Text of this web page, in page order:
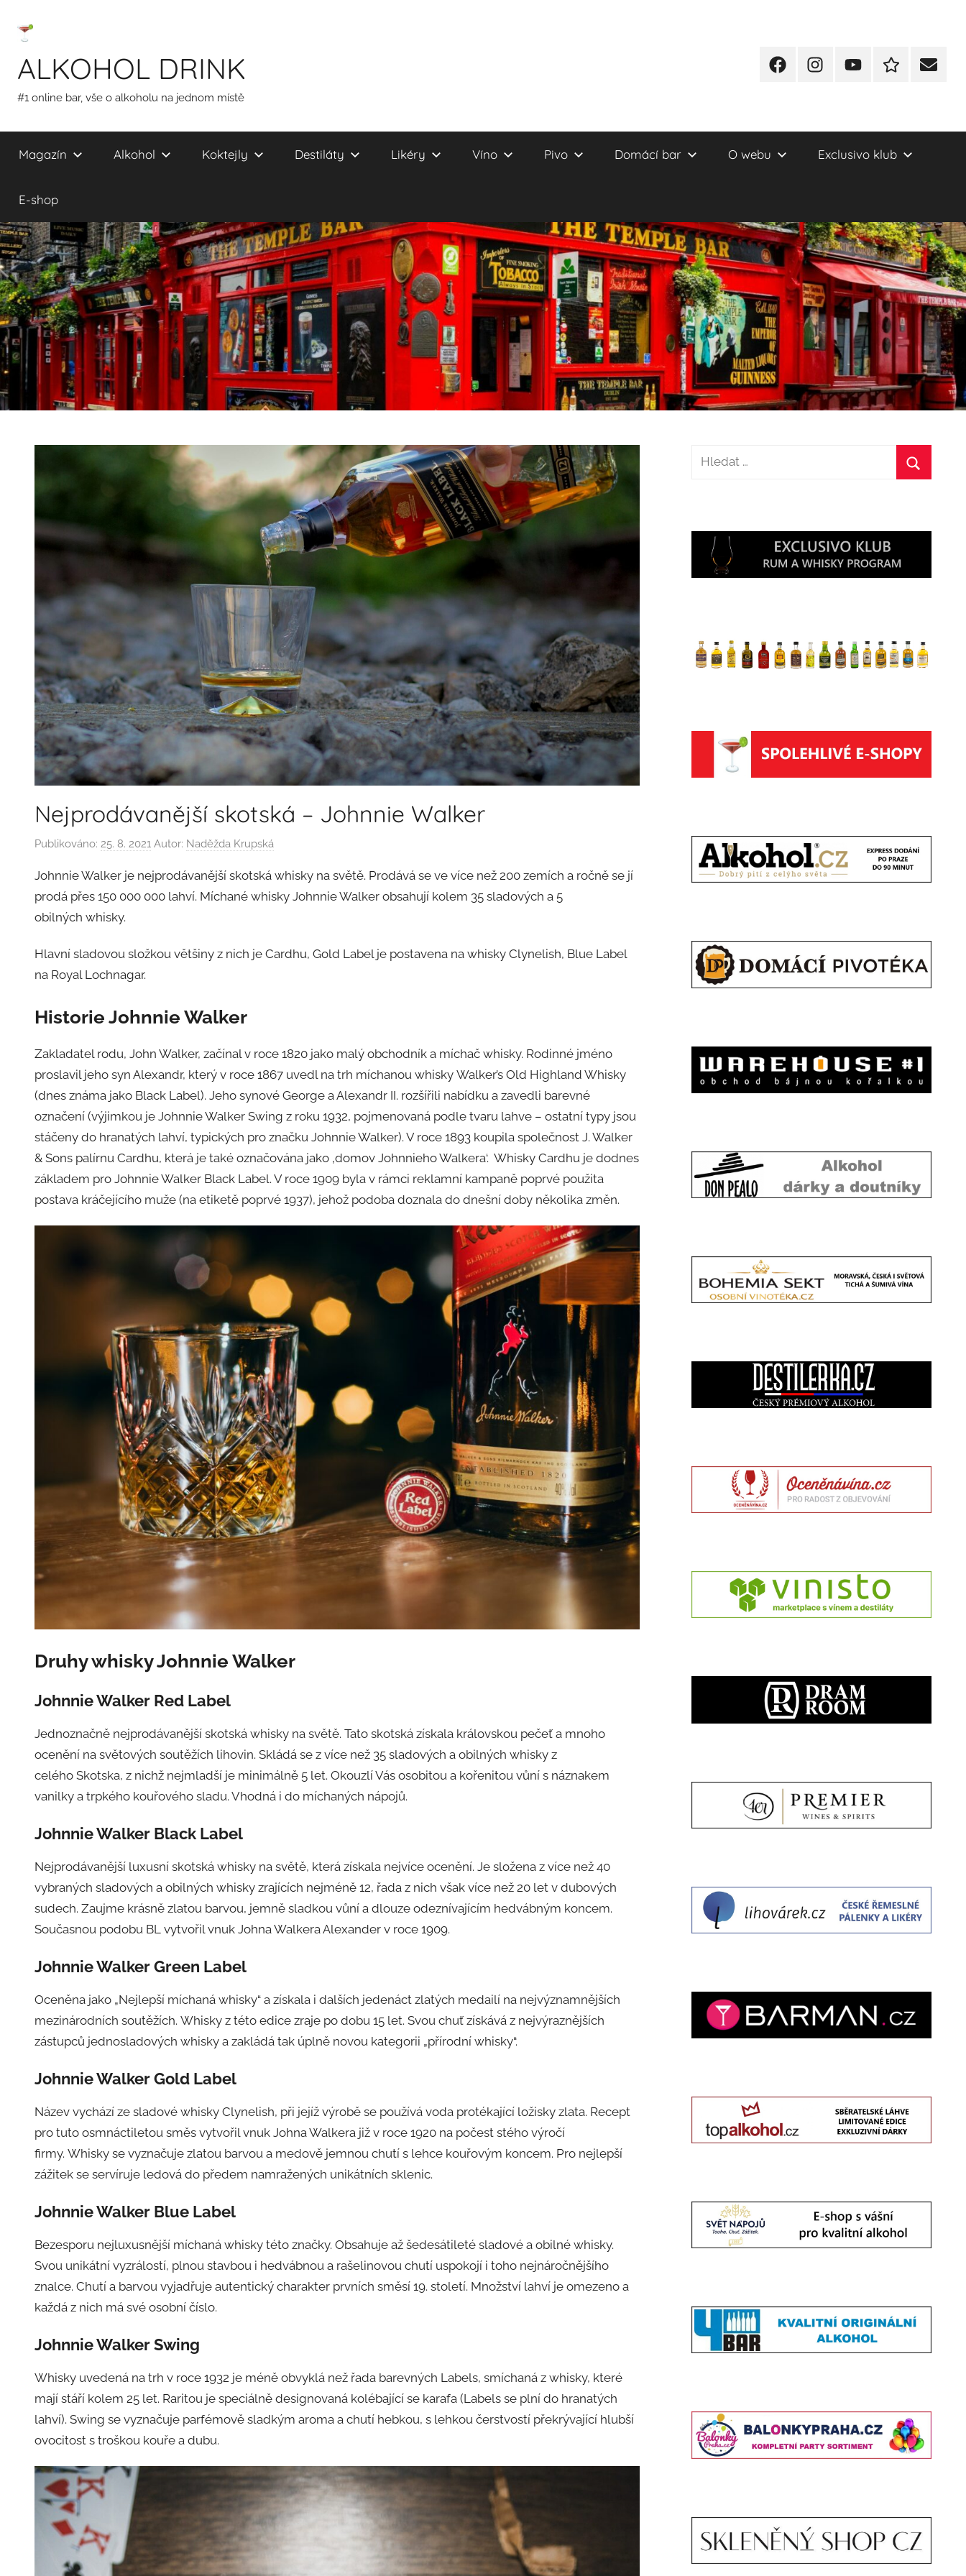
ALKOHOL DRINK
#1 online bar, vše o alkoholu na jednom místě
FacebookInstagram
YT
Redakční
E-
Magazín Alkohol Koktejly Destiláty Likéry Víno Pivo Domácí bar O webu Exclusivo klub
E-shop
Nejprodávanější skotská – Johnnie Walker
Publikováno: 25. 8. 2021 Autor: Naděžda Krupská
Johnnie Walker je nejprodávanější skotská whisky na světě. Prodává se ve více než 200 zemích a ročně se jí
prodá přes 150 000 000 lahví. Míchané whisky Johnnie Walker obsahují kolem 35 sladových a 5
obilných whisky.
Hlavní sladovou složkou většiny z nich je Cardhu, Gold Label je postavena na whisky Clynelish, Blue Label
na Royal Lochnagar.
Historie Johnnie Walker
Zakladatel rodu, John Walker, začínal v roce 1820 jako malý obchodník a míchač whisky. Rodinné jméno
proslavil jeho syn Alexandr, který v roce 1867 uvedl na trh míchanou whisky Walker’s Old Highland Whisky
(dnes známa jako Black Label). Jeho synové George a Alexandr II. rozšířili nabídku a zavedli barevné
označení (výjimkou je Johnnie Walker Swing z roku 1932, pojmenovaná podle tvaru lahve – ostatní typy jsou
stáčeny do hranatých lahví, typických pro značku Johnnie Walker). V roce 1893 koupila společnost J. Walker
& Sons palírnu Cardhu, která je také označována jako ‚domov Johnnieho Walkera‘. Whisky Cardhu je dodnes
základem pro Johnnie Walker Black Label. V roce 1909 byla v rámci reklamní kampaně poprvé použita
postava kráčejícího muže (na etiketě poprvé 1937), jehož podoba doznala do dnešní doby několika změn.
Druhy whisky Johnnie Walker
Johnnie Walker Red Label
Jednoznačně nejprodávanější skotská whisky na světě. Tato skotská získala královskou pečeť a mnoho
ocenění na světových soutěžích lihovin. Skládá se z více než 35 sladových a obilných whisky z
celého Skotska, z nichž nejmladší je minimálně 5 let. Okouzlí Vás osobitou a kořenitou vůní s náznakem
vanilky a trpkého kouřového sladu. Vhodná i do míchaných nápojů.
Johnnie Walker Black Label
Nejprodávanější luxusní skotská whisky na světě, která získala nejvíce ocenění. Je složena z více než 40
vybraných sladových a obilných whisky zrajících nejméně 12, řada z nich však více než 20 let v dubových
sudech. Zaujme krásně zlatou barvou, jemně sladkou vůní a dlouze odeznívajícím hedvábným koncem.
Současnou podobu BL vytvořil vnuk Johna Walkera Alexander v roce 1909.
Johnnie Walker Green Label
Oceněna jako „Nejlepší míchaná whisky“ a získala i dalších jedenáct zlatých medailí na nejvýznamnějších
mezinárodních soutěžích. Whisky z této edice zraje po dobu 15 let. Svou chuť získává z nejvýraznějších
zástupců jednosladových whisky a zakládá tak úplně novou kategorii „přírodní whisky“.
Johnnie Walker Gold Label
Název vychází ze sladové whisky Clynelish, při jejíž výrobě se používá voda protékající ložisky zlata. Recept
pro tuto osmnáctiletou směs vytvořil vnuk Johna Walkera již v roce 1920 na počest stého výročí
firmy. Whisky se vyznačuje zlatou barvou a medově jemnou chutí s lehce kouřovým koncem. Pro nejlepší
zážitek se servíruje ledová do předem namražených unikátních sklenic.
Johnnie Walker Blue Label
Bezesporu nejluxusnější míchaná whisky této značky. Obsahuje až šedesátileté sladové a obilné whisky.
Svou unikátní vyzrálostí, plnou stavbou i hedvábnou a rašelinovou chutí uspokojí i toho nejnáročnějšího
znalce. Chutí a barvou vyjadřuje autentický charakter prvních směsí 19. století. Množství lahví je omezeno a
každá z nich má své osobní číslo.
Johnnie Walker Swing
Whisky uvedená na trh v roce 1932 je méně obvyklá než řada barevných Labels, smíchaná z whisky, které
mají stáří kolem 25 let. Raritou je speciálně designovaná kolébající se karafa (Labels se plní do hranatých
lahví). Swing se vyznačuje parfémově sladkým aroma a chutí hebkou, s lehkou čerstvostí překrývající hlubší
ovocitost s troškou kouře a dubu.
Hledat: